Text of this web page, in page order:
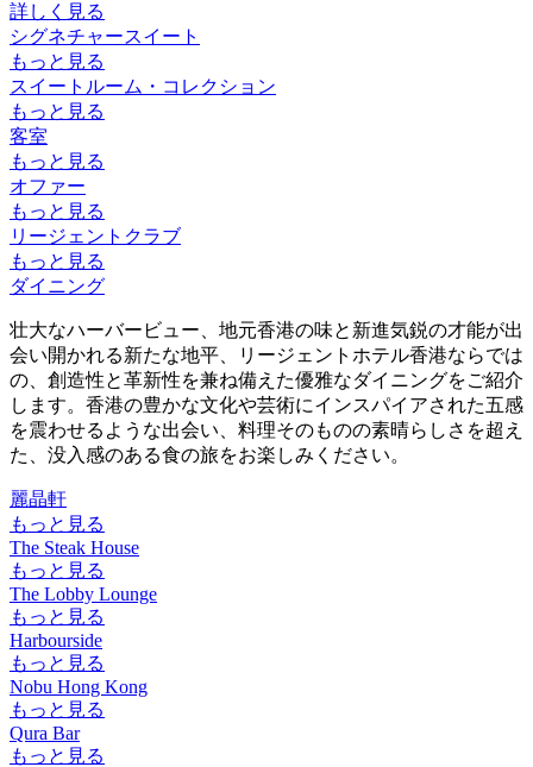
詳しく見る
シグネチャースイート
もっと見る
スイートルーム・コレクション
もっと見る
客室
もっと見る
オファー
もっと見る
リージェントクラブ
もっと見る
ダイニング
壮大なハーバービュー、地元香港の味と新進気鋭の才能が出
会い開かれる新たな地平、リージェントホテル香港ならでは
の、創造性と革新性を兼ね備えた優雅なダイニングをご紹介
します。香港の豊かな文化や芸術にインスパイアされた五感
を震わせるような出会い、料理そのものの素晴らしさを超え
た、没入感のある食の旅をお楽しみください。
麗晶軒
もっと見る
The Steak House
もっと見る
The Lobby Lounge
もっと見る
Harbourside
もっと見る
Nobu Hong Kong
もっと見る
Qura Bar
もっと見る